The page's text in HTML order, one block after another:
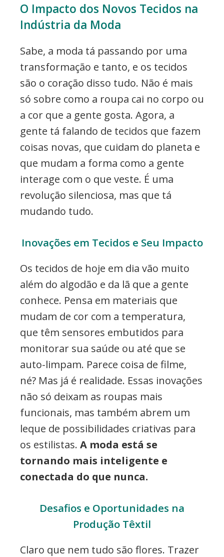
O Impacto dos Novos Tecidos na
Indústria da Moda
Sabe, a moda tá passando por uma
transformação e tanto, e os tecidos
são o coração disso tudo. Não é mais
só sobre como a roupa cai no corpo ou
a cor que a gente gosta. Agora, a
gente tá falando de tecidos que fazem
coisas novas, que cuidam do planeta e
que mudam a forma como a gente
interage com o que veste. É uma
revolução silenciosa, mas que tá
mudando tudo.
Inovações em Tecidos e Seu Impacto
Os tecidos de hoje em dia vão muito
além do algodão e da lã que a gente
conhece. Pensa em materiais que
mudam de cor com a temperatura,
que têm sensores embutidos para
monitorar sua saúde ou até que se
auto-limpam. Parece coisa de filme,
né? Mas já é realidade. Essas inovações
não só deixam as roupas mais
funcionais, mas também abrem um
leque de possibilidades criativas para
os estilistas. A moda está se
tornando mais inteligente e
conectada do que nunca.
Desafios e Oportunidades na
Produção Têxtil
Claro que nem tudo são flores. Trazer